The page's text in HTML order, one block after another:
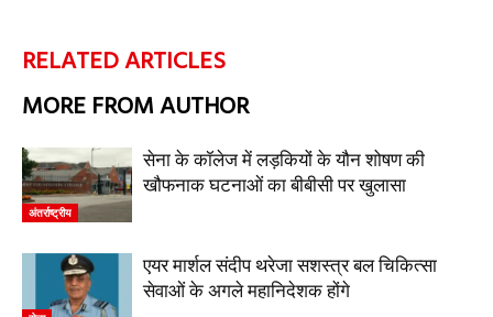
RELATED ARTICLES
MORE FROM AUTHOR
अंतर्राष्ट्रीय
सेना के कॉलेज में लड़कियों के यौन शोषण की
खौफनाक घटनाओं का बीबीसी पर खुलासा
एयर मार्शल संदीप थरेजा सशस्त्र बल चिकित्सा
सेवाओं के अगले महानिदेशक होंगे